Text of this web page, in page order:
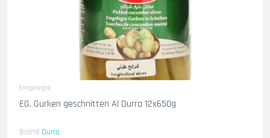
Eingelegte
EG. Gurken geschnitten Al Durra 12x650g
Brand Durra